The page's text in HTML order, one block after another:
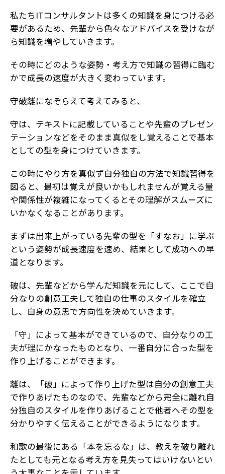
私たちITコンサルタントは多くの知識を身につける必
要があるため、先輩から色々なアドバイスを受けなが
ら知識を増やしていきます。
その時にどのような姿勢・考え方で知識の習得に臨む
かで成長の速度が大きく変わっています。
守破離になぞらえて考えてみると、
守は、テキストに記載していることや先輩のプレゼン
テーションなどをそのまま真似をし覚えることで基本
としての型を身につけていきます。
この時にやり方を真似ず自分独自の方法で知識習得を
図ると、最初は覚えが良いかもしれませんが覚える量
や関係性が複雑になってくるとその理解がスムーズに
いかなくなることがあります。
まずは出来上がっている先輩の型を「すなお」に学ぶ
という姿勢が成長速度を速め、結果として成功への早
道となります。
破は、先輩などから学んだ知識を元にして、ここで自
分なりの創意工夫して独自の仕事のスタイルを確立
し、自身の意思で方向性を決めていきます。
「守」によって基本ができているので、自分なりの工
夫が理にかなったものとなり、一番自分に合った型を
作り上げることができます。
離は、「破」によって作り上げた型は自分の創意工夫
で作りあげたものなので、先輩などから完全に離れ自
分独自のスタイルを作りあげることで他者へその型を
分かりやすく伝えることができるようになります。
和歌の最後にある「本を忘るな」は、教えを破り離れ
たとしても元となる考え方を見失ってはいけないとい